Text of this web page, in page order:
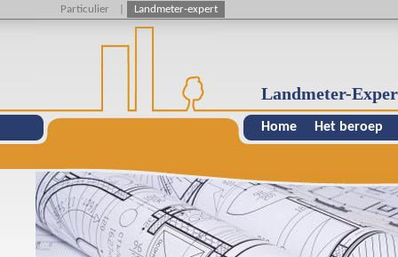
Landmeter-
Home Het beroep
Particulier Landmeter-expert